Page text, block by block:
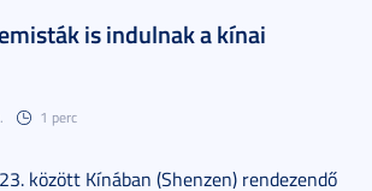
is indulnak a kínai
1 perc
között Kínában (Shenzen) rendezendő